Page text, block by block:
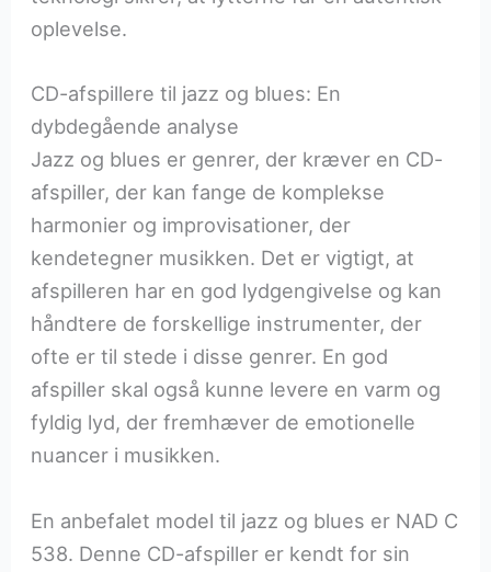
oplevelse.
CD-afspillere til jazz og blues: En
dybdegående analyse
Jazz og blues er genrer, der kræver en CD-
afspiller, der kan fange de komplekse
harmonier og improvisationer, der
kendetegner musikken. Det er vigtigt, at
afspilleren har en god lydgengivelse og kan
håndtere de forskellige instrumenter, der
ofte er til stede i disse genrer. En god
afspiller skal også kunne levere en varm og
fyldig lyd, der fremhæver de emotionelle
nuancer i musikken.
En anbefalet model til jazz og blues er NAD C
538. Denne CD-afspiller er kendt for sin